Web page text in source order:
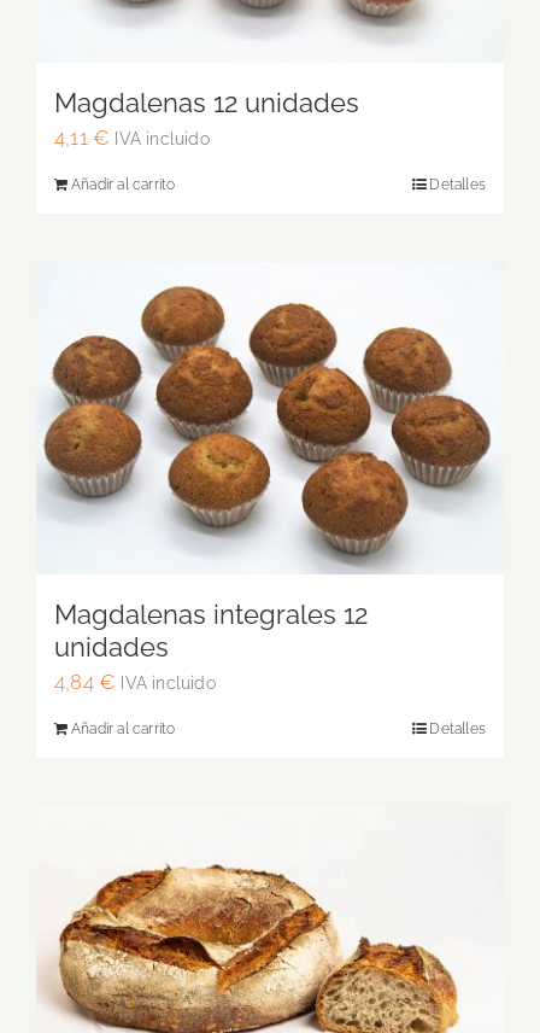
Magdalenas 12 unidades
4,11 € IVA incluido
Añadir al carrito Detalles
Magdalenas integrales 12
unidades
4,84 € IVA incluido
Añadir al carrito Detalles